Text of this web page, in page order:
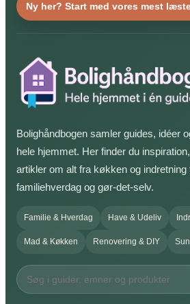
Ny her? Start med vores mest
Bolighåndbogen samler guides, idéer
hele hjemmet. Her finder du
artikler om alt fra køkken og
familiehverdag og gør-det-selv.
Familie & Hverdag Have & Udeliv
Mad & Køkken Renovering & DIY